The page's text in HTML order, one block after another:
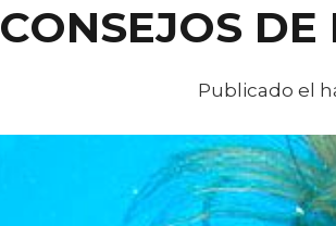
CONSEJOS
Publicado el